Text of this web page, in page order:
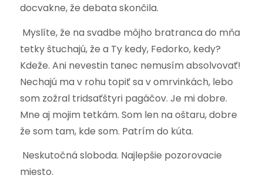
docvakne, že debata skončila.
Myslíte, že na svadbe môjho bratranca do mňa
tetky štuchajú, že a Ty kedy, Fedorko, kedy?
Kdeže. Ani nevestin tanec nemusím absolvovať!
Nechajú ma v rohu topiť sa v omrvinkách, lebo
som zožral tridsaťštyri pagáčov. Je mi dobre.
Mne aj mojim tetkám. Som len na oštaru, dobre
že som tam, kde som. Patrím do kúta.
Neskutočná sloboda. Najlepšie pozorovacie
miesto.